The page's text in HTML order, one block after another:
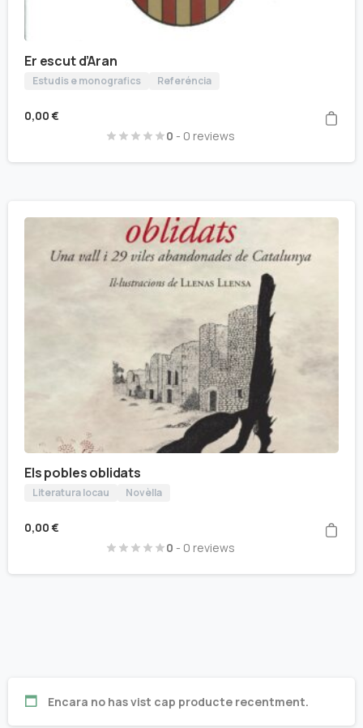
Er escut d’Aran
Estudis e monografics Referéncia
0,00 €
0 - 0 reviews
Els pobles oblidats
Literatura locau Novèlla
0,00 €
0 - 0 reviews
Encara no has vist cap producte recentment.